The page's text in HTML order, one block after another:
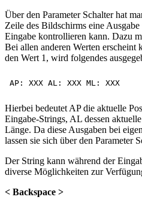
Über den Parameter Schalter hat
Zeile des Bildschirms eine
Eingabe kontrollieren kann. Dazu
Bei allen anderen Werten erscheint
den Wert 1, wird folgendes
Hierbei bedeutet AP die aktuelle
Eingabe-Strings, AL dessen
Länge. Da diese Ausgaben bei
lassen sie sich über den Parameter
Der String kann während der
diverse Möglichkeiten zur
< Backspace >